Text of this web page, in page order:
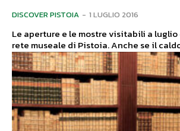
DISCOVER PISTOIA - 1 LUGLIO 2016
Le aperture e le mostre visitabili a
rete museale di Pistoia. Anche